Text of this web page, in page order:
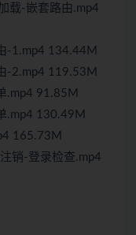
载-嵌套路由.mp4
-1.mp4 134.44M
-2.mp4 119.53M
.mp4 91.85M
.mp4 130.49M
165.73M
销-登录检查.mp4